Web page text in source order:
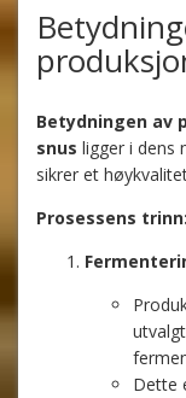
Betydningen av
snus ligger i dens
sikrer et
Prosessens trinn:
Dette